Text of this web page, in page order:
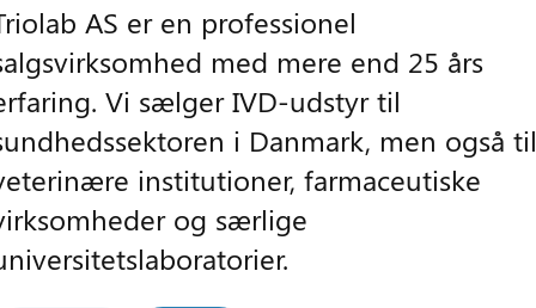
AS er en professionel
med mere end 25 års
Vi sælger IVD-udstyr til
i Danmark, men også
institutioner, farmaceutiske
og særlige